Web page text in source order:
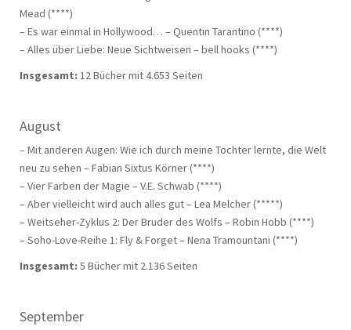
Mead (****)
– Es war einmal in Hollywood… – Quentin Tarantino (****)
– Alles über Liebe: Neue Sichtweisen – bell hooks (****)
Insgesamt: 12 Bücher mit 4.653 Seiten
August
– Mit anderen Augen: Wie ich durch meine Tochter lernte, die Welt
neu zu sehen – Fabian Sixtus Körner (****)
– Vier Farben der Magie – V.E. Schwab (****)
– Aber vielleicht wird auch alles gut – Lea Melcher (*****)
– Weitseher-Zyklus 2: Der Bruder des Wolfs – Robin Hobb (****)
– Soho-Love-Reihe 1: Fly & Forget – Nena Tramountani (****)
Insgesamt: 5 Bücher mit 2.136 Seiten
September